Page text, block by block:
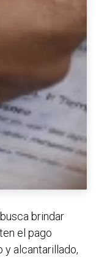
brindar
el pago
y alcantarillado,